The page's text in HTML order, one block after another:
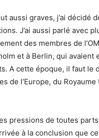
aussi graves, j’ai décidé
J’ai aussi parlé avec
des membres de
et à Berlin, qui avaient
A cette époque, il faut le
de l’Europe, du
pressions de toutes
à la conclusion que